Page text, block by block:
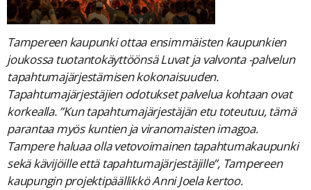
Tampereen kaupunki ottaa ensimmäisten kaupunkien
joukossa tuotantokäyttöönsä Luvat ja valvonta -palvelun
tapahtumajärjestämisen kokonaisuuden.
Tapahtumajärjestäjien odotukset palvelua kohtaan ovat
korkealla. ”Kun tapahtumajärjestäjän etu toteutuu, tämä
parantaa myös kuntien ja viranomaisten imagoa.
Tampere haluaa olla vetovoimainen tapahtumakaupunki
sekä kävijöille että tapahtumajärjestäjille”, Tampereen
kaupungin projektipäällikkö Anni Joela kertoo.